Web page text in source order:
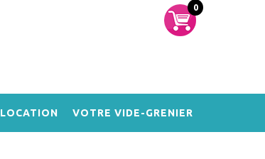
0
LOCATION VOTRE VIDE-GRENIER